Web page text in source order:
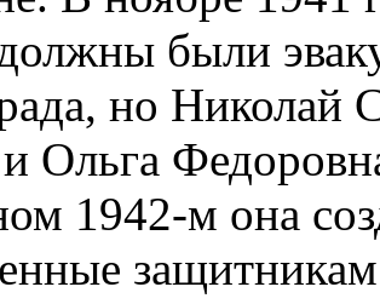
были
но Николай
Ольга
1942-м она